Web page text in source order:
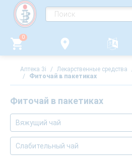
0
Аптека 3i / Лекарственные средства
/
Фиточай в пакетиках
Фиточай в пакетиках
Вяжущий чай
Слабительный чай